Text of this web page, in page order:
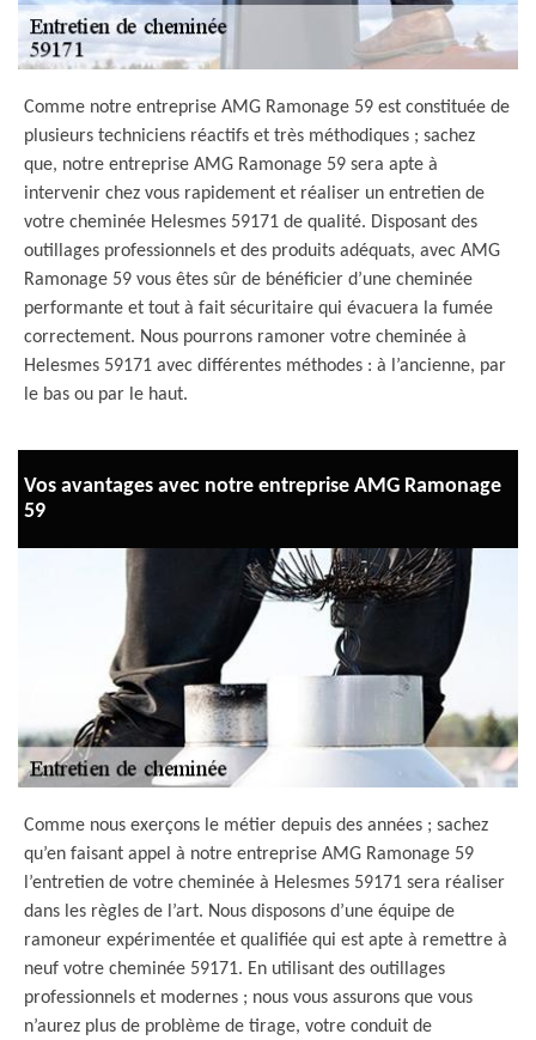
Comme notre entreprise AMG Ramonage 59 est constituée de
plusieurs techniciens réactifs et très méthodiques ; sachez
que, notre entreprise AMG Ramonage 59 sera apte à
intervenir chez vous rapidement et réaliser un entretien de
votre cheminée Helesmes 59171 de qualité. Disposant des
outillages professionnels et des produits adéquats, avec AMG
Ramonage 59 vous êtes sûr de bénéficier d’une cheminée
performante et tout à fait sécuritaire qui évacuera la fumée
correctement. Nous pourrons ramoner votre cheminée à
Helesmes 59171 avec différentes méthodes : à l’ancienne, par
le bas ou par le haut.
Vos avantages avec notre entreprise AMG Ramonage
59
Comme nous exerçons le métier depuis des années ; sachez
qu’en faisant appel à notre entreprise AMG Ramonage 59
l’entretien de votre cheminée à Helesmes 59171 sera réaliser
dans les règles de l’art. Nous disposons d’une équipe de
ramoneur expérimentée et qualifiée qui est apte à remettre à
neuf votre cheminée 59171. En utilisant des outillages
professionnels et modernes ; nous vous assurons que vous
n’aurez plus de problème de tirage, votre conduit de